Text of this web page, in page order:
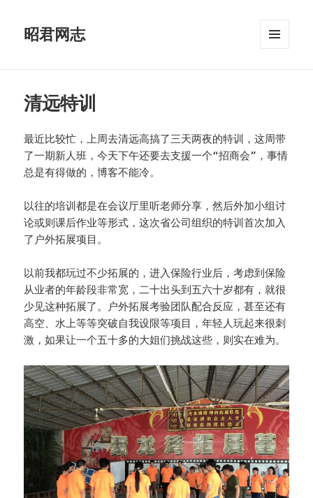
昭君网志
清远特训
最近比较忙，上周去清远高搞了三天两夜的特训，这周带
了一期新人班，今天下午还要去支援一个“招商会”，事情
总是有得做的，博客不能冷。
以往的培训都是在会议厅里听老师分享，然后外加小组讨
论或则课后作业等形式，这次省公司组织的特训首次加入
了户外拓展项目。
以前我都玩过不少拓展的，进入保险行业后，考虑到保险
从业者的年龄段非常宽，二十出头到五六十岁都有，就很
少见这种拓展了。户外拓展考验团队配合反应，甚至还有
高空、水上等等突破自我设限等项目，年轻人玩起来很刺
激，如果让一个五十多的大姐们挑战这些，则实在难为。